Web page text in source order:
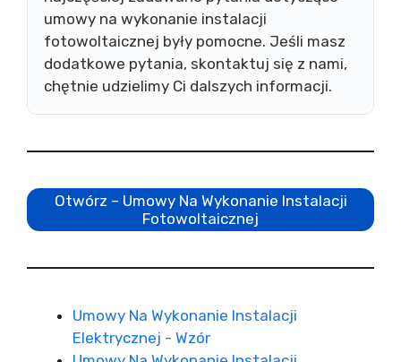
umowy na wykonanie instalacji
fotowoltaicznej były pomocne. Jeśli masz
dodatkowe pytania, skontaktuj się z nami,
chętnie udzielimy Ci dalszych informacji.
Otwórz – Umowy Na Wykonanie Instalacji
Fotowoltaicznej
Umowy Na Wykonanie Instalacji
Elektrycznej - Wzór